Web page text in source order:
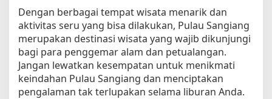
Dengan berbagai tempat wisata menarik dan
aktivitas seru yang bisa dilakukan, Pulau Sangiang
merupakan destinasi wisata yang wajib dikunjungi
bagi para penggemar alam dan petualangan.
Jangan lewatkan kesempatan untuk menikmati
keindahan Pulau Sangiang dan menciptakan
pengalaman tak terlupakan selama liburan Anda.